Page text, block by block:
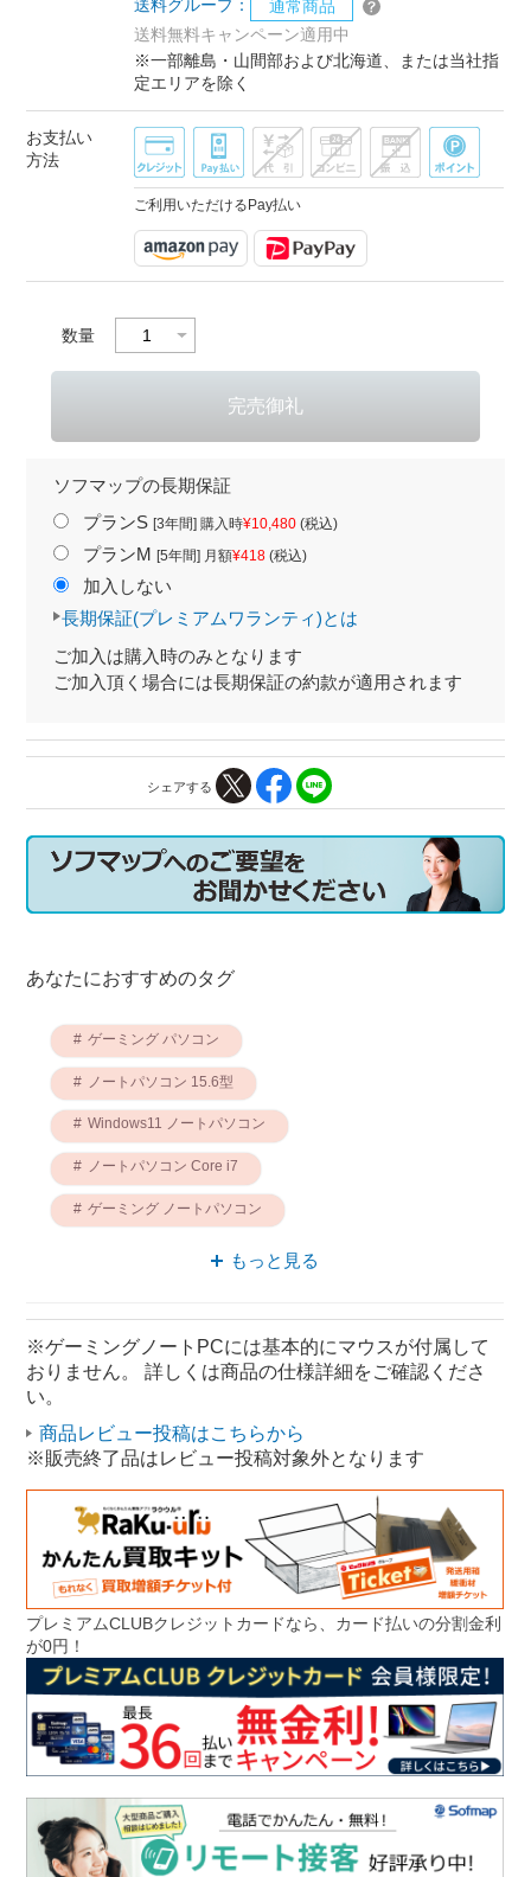
送料グループ：
通常商品
送料無料キャンペーン適用中
※一部離島・山間部および北海道、または当社指
定エリアを除く
お支払い
方法
ご利用いただけるPay払い
数量
ソフマップの長期保証
プランS [3年間] 購入時¥10,480(税込)
プランM [5年間] 月額¥418(税込)
加入しない
長期保証(プレミアムワランティ)とは
ご加入は購入時のみとなります
ご加入頂く場合には長期保証の約款が適用されます
シェアする
あなたにおすすめのタグ
ゲーミング パソコン
ノートパソコン 15.6型
Windows11 ノートパソコン
ノートパソコン Core i7
ゲーミング ノートパソコン
RTXシリーズ ノートパソコン
ノートパソコン NVIDIA
ノートパソコン フルHD
もっと見る
※ゲーミングノートPCには基本的にマウスが付属して
おりません。 詳しくは商品の仕様詳細をご確認くださ
い。
商品レビュー投稿はこちらから
※販売終了品はレビュー投稿対象外となります
プレミアムCLUBクレジットカードなら、カード払いの分割金利
が0円！